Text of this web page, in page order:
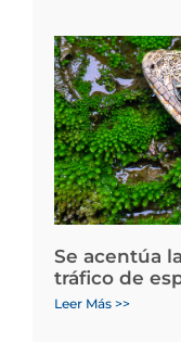
Se acentúa
tráfico de
Leer Más >>